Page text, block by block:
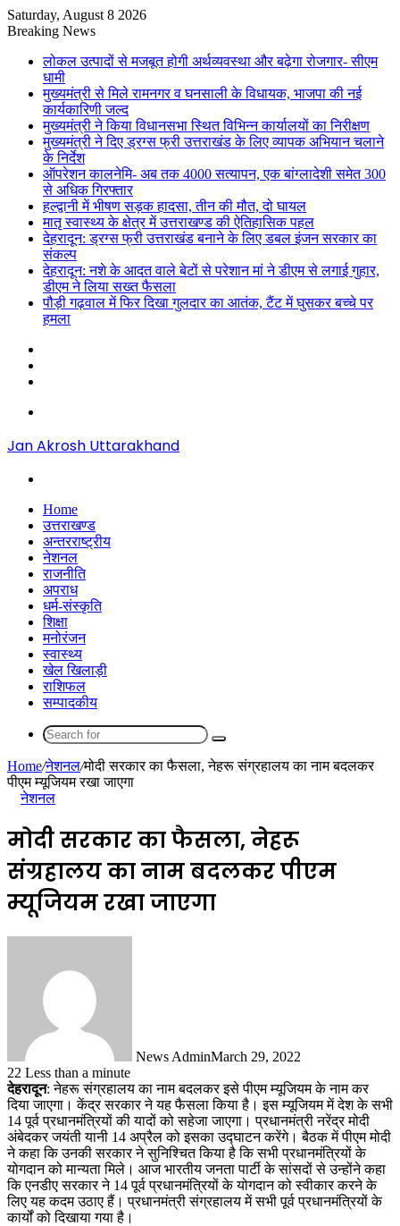
Saturday, August 8 2026
Breaking News
लोकल उत्पादों से मजबूत होगी अर्थव्यवस्था और बढ़ेगा रोजगार- सीएम
धामी
मुख्यमंत्री से मिले रामनगर व घनसाली के विधायक, भाजपा की नई
कार्यकारिणी जल्द
मुख्यमंत्री ने किया विधानसभा स्थित विभिन्न कार्यालयों का निरीक्षण
मुख्यमंत्री ने दिए ड्रग्स फ्री उत्तराखंड के लिए व्यापक अभियान चलाने
के निर्देश
ऑपरेशन कालनेमि- अब तक 4000 सत्यापन, एक बांग्लादेशी समेत 300
से अधिक गिरफ्तार
हल्द्वानी में भीषण सड़क हादसा, तीन की मौत, दो घायल
मातृ स्वास्थ्य के क्षेत्र में उत्तराखण्ड की ऐतिहासिक पहल
देहरादून: ड्रग्स फ्री उत्तराखंड बनाने के लिए डबल इंजन सरकार का
संकल्प
देहरादून: नशे के आदत वाले बेटों से परेशान मां ने डीएम से लगाई गुहार,
डीएम ने लिया सख्त फैसला
पौड़ी गढ़वाल में फिर दिखा गुलदार का आतंक, टैंट में घुसकर बच्चे पर
हमला
Jan Akrosh Uttarakhand
Home
उत्तराखण्ड
अन्तरराष्ट्रीय
नेशनल
राजनीति
अपराध
धर्म-संस्कृति
शिक्षा
मनोरंजन
स्वास्थ्य
खेल खिलाड़ी
राशिफल
सम्पादकीय
Search
Home/नेशनल/मोदी सरकार का फैसला, नेहरू संग्रहालय का नाम बदलकर
पीएम म्यूजियम रखा जाएगा
नेशनल
मोदी सरकार का फैसला, नेहरू
संग्रहालय का नाम बदलकर पीएम
म्यूजियम रखा जाएगा
News AdminMarch 29, 2022
22 Less than a minute
देहरादून: नेहरू संग्रहालय का नाम बदलकर इसे पीएम म्यूजियम के नाम कर
दिया जाएगा। केंद्र सरकार ने यह फैसला किया है। इस म्यूजियम में देश के सभी
14 पूर्व प्रधानमंत्रियों की यादों को सहेजा जाएगा। प्रधानमंत्री नरेंद्र मोदी
अंबेदकर जयंती यानी 14 अप्रैल को इसका उद्घाटन करेंगे। बैठक में पीएम मोदी
ने कहा कि उनकी सरकार ने सुनिश्चित किया है कि सभी प्रधानमंत्रियों के
योगदान को मान्यता मिले। आज भारतीय जनता पार्टी के सांसदों से उन्होंने कहा
कि एनडीए सरकार ने 14 पूर्व प्रधानमंत्रियों के योगदान को स्वीकार करने के
लिए यह कदम उठाए हैं। प्रधानमंत्री संग्रहालय में सभी पूर्व प्रधानमंत्रियों के
कार्यों को दिखाया गया है।